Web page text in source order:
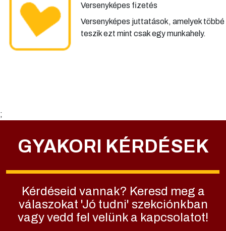
Versenyképes fizetés
Versenyképes juttatások, amelyek többé
teszik ezt mint csak egy munkahely.
;
GYAKORI KÉRDÉSEK
Kérdéseid vannak? Keresd meg a
válaszokat 'Jó tudni' szekciónkban
vagy vedd fel velünk a kapcsolatot!